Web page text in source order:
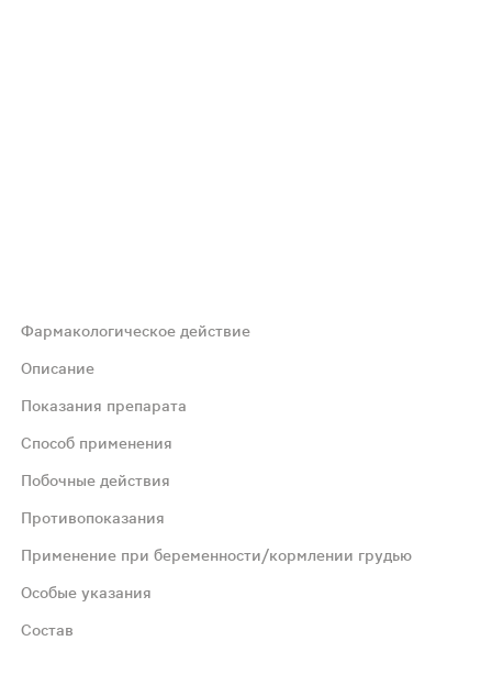
снижению риска развития простудных
Фармакологическое действие
Описание
Показания препарата
Способ применения
Побочные действия
Противопоказания
Применение при беременности/кормлении грудью
Особые указания
Состав